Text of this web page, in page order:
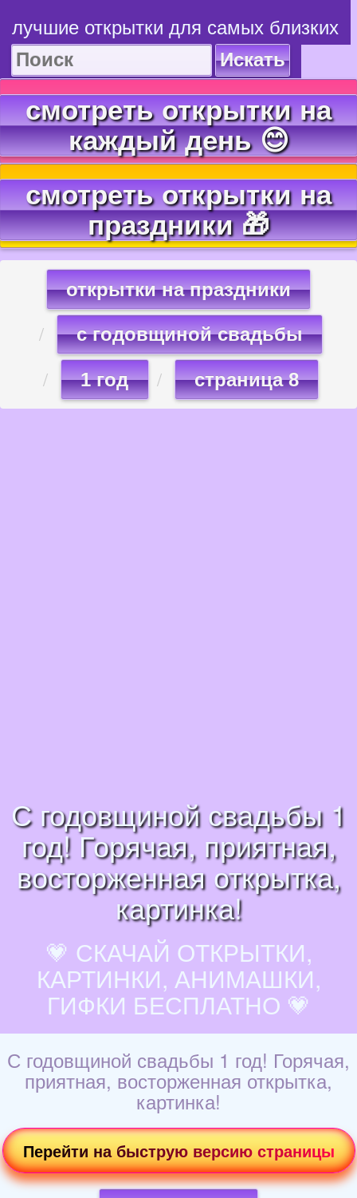
лучшие открытки для самых близких
Искать
смотреть открытки на
каждый день 😊
смотреть открытки на
праздники 🎁
открытки на праздники
с годовщиной свадьбы
1 год страница 8
С годовщиной свадьбы 1
год! Горячая, приятная,
восторженная открытка,
картинка!
💗 СКАЧАЙ ОТКРЫТКИ,
КАРТИНКИ, АНИМАШКИ,
ГИФКИ БЕСПЛАТНО 💗
С годовщиной свадьбы 1 год! Горячая,
приятная, восторженная открытка,
картинка!
Перейти на быструю версию страницы